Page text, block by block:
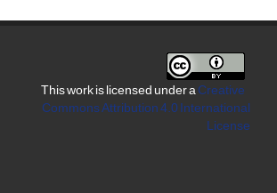
Creative
Commons Attribution 4.0 International
License